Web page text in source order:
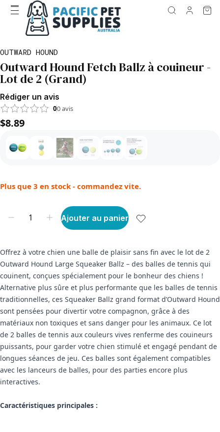
OUTWARD HOUND
Outward Hound Fetch Ballz à couineur -
Lot de 2 (Grand)
Rédiger un avis
00avis
$8.89
Plus que 3 en stock - commandez vite.
Ajouter au panier
Offrez à votre chien une balle de plaisir sans fin avec le lot de 2
Outward Hound Large Squeaker Ballz – des balles de tennis qui
couinent, conçues spécialement pour le bonheur des chiens !
Alternative plus sûre et plus performante que les balles de tennis
traditionnelles, ces Squeaker Ballz grand format d’Outward Hound
sont pensées pour divertir votre compagnon, grâce à des
matériaux non toxiques et sans danger pour les animaux. Ce lot
de 2 balles de tennis aux couleurs vives renferme des couineurs
puissants, pour garder votre chien stimulé et engagé pendant de
longues séances de jeu. Ces balles sont également compatibles
avec les lanceurs de balles, pour des parties encore plus
interactives.
Caractéristiques principales :